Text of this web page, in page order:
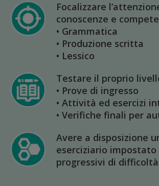
Focalizzare
conoscenze e
• Grammatica
• Produzione scritta
• Lessico
Testare il proprio
• Prove di ingresso
• Attività ed esercizi
• Verifiche finali per
Avere a disposizione
eserciziario impostato
progressivi di difficoltà